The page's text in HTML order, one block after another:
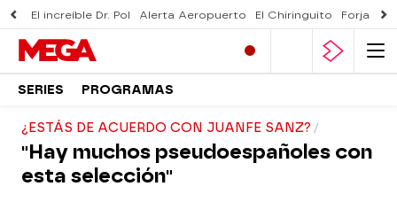
El increíble Dr. Pol Alerta Aeropuerto El Chiringuito Forjado
SERIES PROGRAMAS
¿ESTÁS DE ACUERDO CON JUANFE SANZ?
"Hay muchos pseudoespañoles con
esta selección"